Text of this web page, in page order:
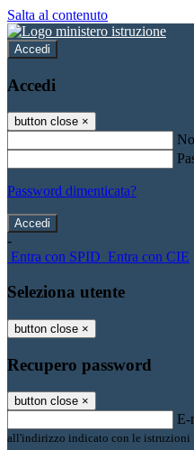
Salta al contenuto
Accedi
Accedi
button close ×
Password dimenticata?
-
Entra con SPID Entra con CIE
Seleziona utente
button close ×
Recupero password
button close ×
E-
all'indirizzo indicato con le istruzioni